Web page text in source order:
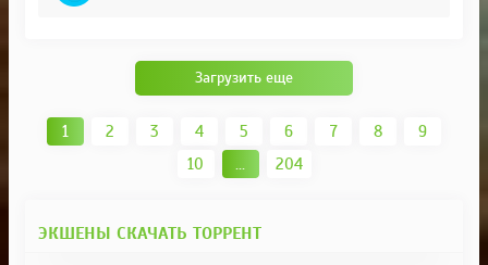
Загрузить еще
1 2 3 4 5 6 7 8
9
10
... 204
ЭКШЕНЫ СКАЧАТЬ ТОРРЕНТ